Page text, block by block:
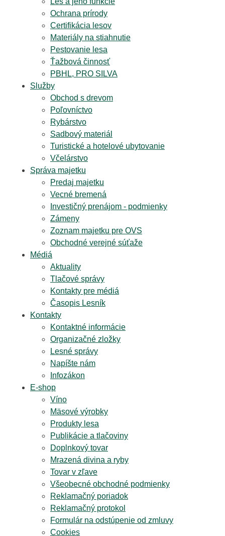
Ochrana prírody
Certifikácia lesov
Materiály na stiahnutie
Pestovanie lesa
Ťažbová činnosť
PBHL, PRO SILVA
Služby
Obchod s drevom
Poľovníctvo
Rybárstvo
Sadbový materiál
Turistické a hotelové ubytovanie
Včelárstvo
Správa majetku
Predaj majetku
Vecné bremená
Investičný prenájom - podmienky
Zámeny
Zoznam majetku pre OVS
Obchodné verejné súťaže
Médiá
Aktuality
Tlačové správy
Kontakty pre médiá
Časopis Lesník
Kontakty
Kontaktné informácie
Organizačné zložky
Lesné správy
Napíšte nám
Infozákon
E-shop
Víno
Mäsové výrobky
Produkty lesa
Publikácie a tlačoviny
Doplnkový tovar
Mrazená divina a ryby
Tovar v zľave
Všeobecné obchodné podmienky
Reklamačný poriadok
Reklamačný protokol
Formulár na odstúpenie od zmluvy
Cookies